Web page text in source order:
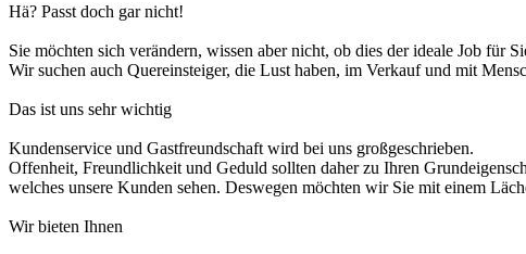
Hä? Passt doch gar nicht!
Sie möchten sich verändern, wissen aber nicht, ob dies der ideale Job für
Wir suchen auch Quereinsteiger, die Lust haben, im Verkauf und mit
Das ist uns sehr wichtig
Kundenservice und Gastfreundschaft wird bei uns großgeschrieben.
Offenheit, Freundlichkeit und Geduld sollten daher zu Ihren
welches unsere Kunden sehen. Deswegen möchten wir Sie mit einem
Wir bieten Ihnen